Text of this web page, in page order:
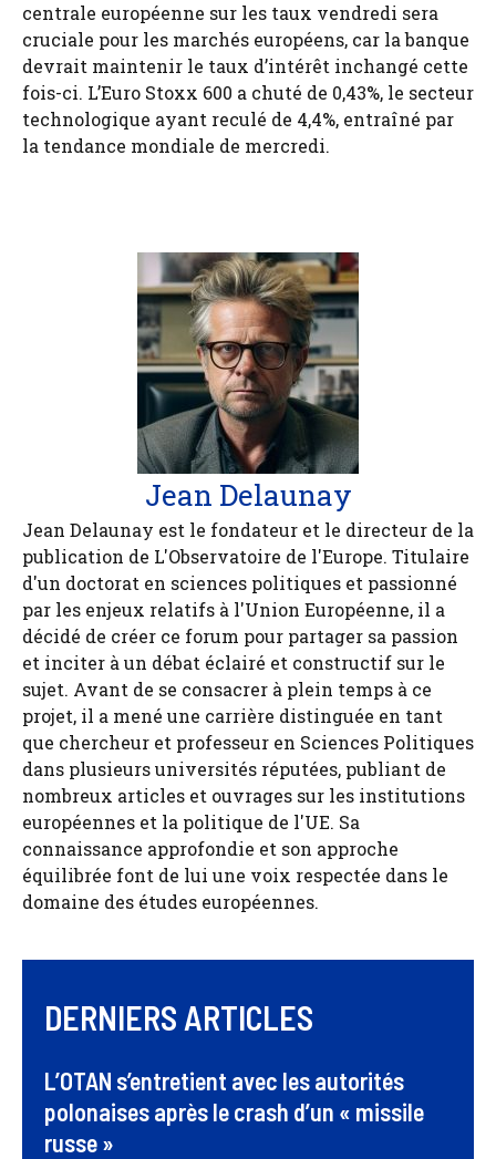
centrale européenne sur les taux vendredi sera
cruciale pour les marchés européens, car la banque
devrait maintenir le taux d’intérêt inchangé cette
fois-ci. L’Euro Stoxx 600 a chuté de 0,43%, le secteur
technologique ayant reculé de 4,4%, entraîné par
la tendance mondiale de mercredi.
Jean Delaunay
Jean Delaunay est le fondateur et le directeur de la
publication de L'Observatoire de l'Europe. Titulaire
d'un doctorat en sciences politiques et passionné
par les enjeux relatifs à l'Union Européenne, il a
décidé de créer ce forum pour partager sa passion
et inciter à un débat éclairé et constructif sur le
sujet. Avant de se consacrer à plein temps à ce
projet, il a mené une carrière distinguée en tant
que chercheur et professeur en Sciences Politiques
dans plusieurs universités réputées, publiant de
nombreux articles et ouvrages sur les institutions
européennes et la politique de l'UE. Sa
connaissance approfondie et son approche
équilibrée font de lui une voix respectée dans le
domaine des études européennes.
DERNIERS ARTICLES
L’OTAN s’entretient avec les autorités
polonaises après le crash d’un « missile
russe »